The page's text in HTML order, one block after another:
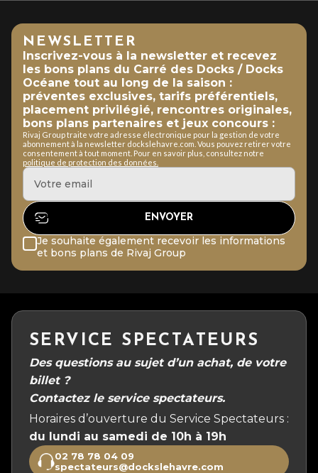
NEWSLETTER
Inscrivez-vous à la newsletter et recevez
les bons plans du Carré des Docks / Docks
Océane tout au long de la saison :
préventes exclusives, tarifs préférentiels,
placement privilégié, rencontres originales,
bons plans partenaires et jeux concours :
Rivaj Group traite votre adresse électronique pour la gestion de votre
abonnement à la newsletter dockslehavre.com. Vous pouvez retirer votre
consentement à tout moment. Pour en savoir plus, consultez notre
politique de protection des données.
Je souhaite également recevoir les informations
et bons plans de Rivaj Group
SERVICE SPECTATEURS
Des questions au sujet d’un achat, de votre
billet ?
Contactez le service spectateurs.
Horaires d’ouverture du Service Spectateurs :
du lundi au samedi de 10h à 19h
02 78 78 04 09
spectateurs@dockslehavre.com